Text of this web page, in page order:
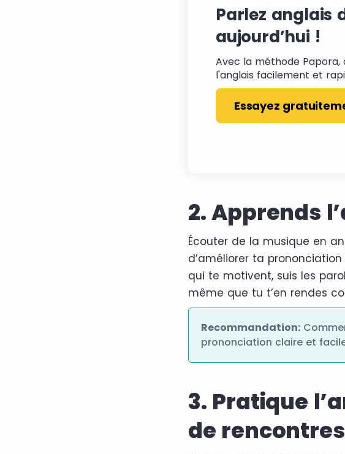
Parlez anglais
aujourd’hui !
Avec la méthode Papora,
l'anglais facilement et
Essayez
2. Apprends
Écouter de la musique en
d’améliorer ta
qui te motivent, suis les
même que tu t’en rendes
Recommandation:
prononciation claire et
3. Pratique
de rencontres